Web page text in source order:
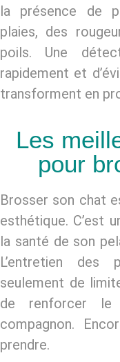
la présence de
plaies, des
poils. Une
rapidement et
transforment en
Les
pour
Brosser son chat
esthétique. C’est
la santé de son
L’entretien des
seulement de
de renforcer
compagnon.
prendre.